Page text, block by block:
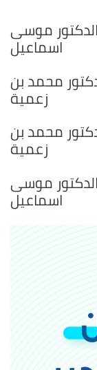
موسى
اسماعيل
محمد بن
زعمية
محمد بن
زعمية
موسى
اسماعيل